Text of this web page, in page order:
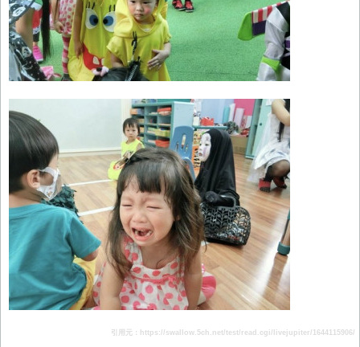
引用元：https://swallow.5ch.net/test/read.cgi/livejupiter/1644115906/